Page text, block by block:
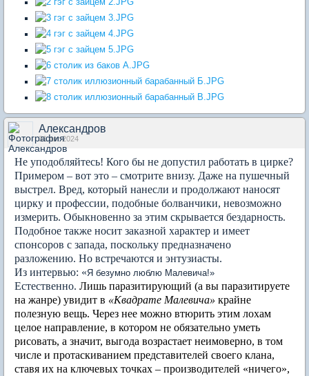
Александров
31 авг 2024
Не уподобляйтесь! Кого бы не допустил работать в цирке?
Примером – вот это – смотрите внизу. Даже на пушечный
выстрел. Вред, который нанесли и продолжают наносят
цирку и профессии, подобные болванчики, невозможно
измерить. Обыкновенно за этим скрывается бездарность.
Подобное также носит заказной характер и имеет
спонсоров с запада, поскольку предназначено
разложению. Но встречаются и энтузиасты.
Из интервью: «Я безумно люблю Малевича!»
Естественно. Лишь паразитирующий (а вы паразитируете
на жанре) увидит в «Квадрате Малевича» крайне
полезную вещь. Через нее можно втюрить этим лохам
целое направление, в котором не обязательно уметь
рисовать, а значит, выгода возрастает неимоверно, в том
числе и протаскиванием представителей своего клана,
ставя их на ключевых точках – производителей «ничего»,